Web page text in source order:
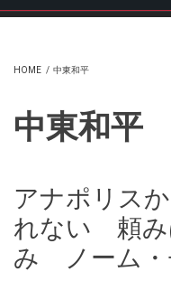
HOME / 中東和平
中東和平
アナポリス
れない 頼み
み ノーム・